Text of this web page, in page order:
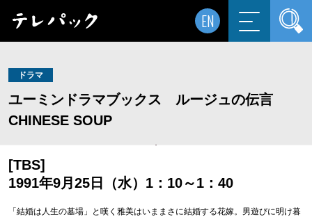
EN
ドラマ
ユーミンドラマブックス ルージュの伝言
CHINESE SOUP
[TBS]
1991年9月25日（水）1：10～1：40
「結婚は人生の墓場」と嘆く雅美はいままさに結婚する花嫁。男遊びに明け暮